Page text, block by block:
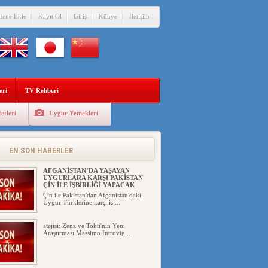
Ekle Kayıt Ol Giriş Künye İletişim
TV Rehberi
Uygur Yemekleri
EN SON HABERLER
AFGANİSTAN’DA YAŞAYAN
UYGURLARA KARŞI PAKİSTAN
ÇİN İLE İŞBİRLİĞİ YAPACAK
Çin ile Pakistan'dan Afganistan'daki
Uygur Türklerine karşı iş ...
atejisi: Zenz ve Tohti'nin Yeni
Araştırması Massimo Introvig...